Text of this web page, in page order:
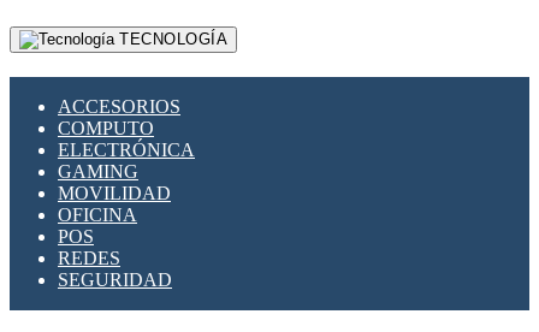
FOTOVOLTÁICOS
MONTAJE PANEL SOLAR
SUPRESOR DE TRANSIENTES SPDS PARA
APLICACIONES FOTOVOLTAICAS
TECNOLOGÍA
ACCESORIOS
COMPUTO
ELECTRÓNICA
GAMING
MOVILIDAD
OFICINA
POS
REDES
SEGURIDAD